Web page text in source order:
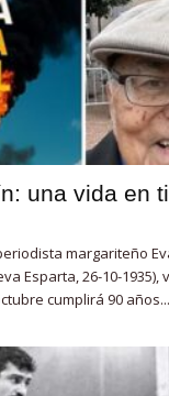
una vida en
periodista margariteño
Esparta, 26-10-1935),
cumplirá 90 años...